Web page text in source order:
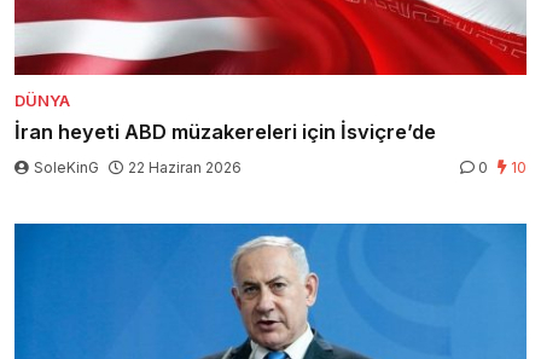
DÜNYA
İran heyeti ABD müzakereleri için İsviçre’de
SoleKinG 22 Haziran 2026 0 10